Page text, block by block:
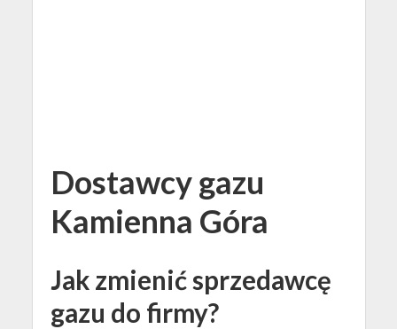
Dostawcy gazu
Kamienna Góra
Jak zmienić sprzedawcę
gazu do firmy?